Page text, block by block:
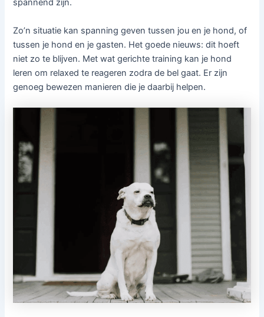
spannend zijn.
Zo’n situatie kan spanning geven tussen jou en je hond, of
tussen je hond en je gasten. Het goede nieuws: dit hoeft
niet zo te blijven. Met wat gerichte training kan je hond
leren om relaxed te reageren zodra de bel gaat. Er zijn
genoeg bewezen manieren die je daarbij helpen.